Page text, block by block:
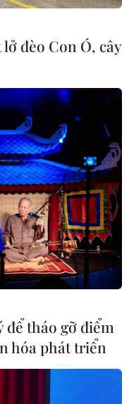
khẩn cấp Credit
những khoản lỗ
buộc phải gánh
đã phục hồi,
đèo Con Ó, cây
để tháo gỡ điểm
hóa phát triển